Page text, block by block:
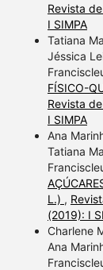
Revista
I SIMPA
Tatiana
Jéssica
FÍSICO-
Revista
I SIMPA
Ana
Tatiana
L.) ,
(2019): I
Charlene
Ana